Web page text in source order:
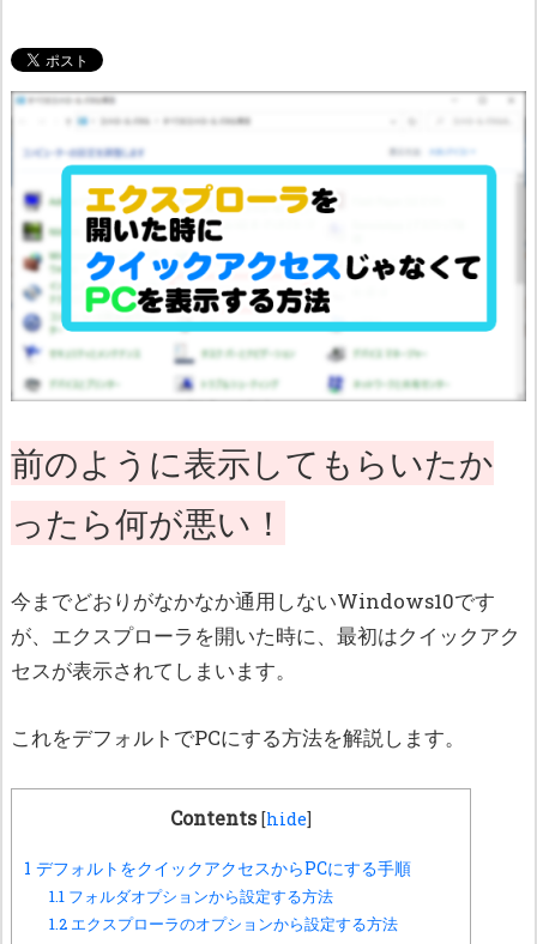
前のように表示してもらいたか
ったら何が悪い！
今までどおりがなかなか通用しないWindows10です
が、エクスプローラを開いた時に、最初はクイックアク
セスが表示されてしまいます。
これをデフォルトでPCにする方法を解説します。
Contents [hide]
1 デフォルトをクイックアクセスからPCにする手順
1.1 フォルダオプションから設定する方法
1.2 エクスプローラのオプションから設定する方法